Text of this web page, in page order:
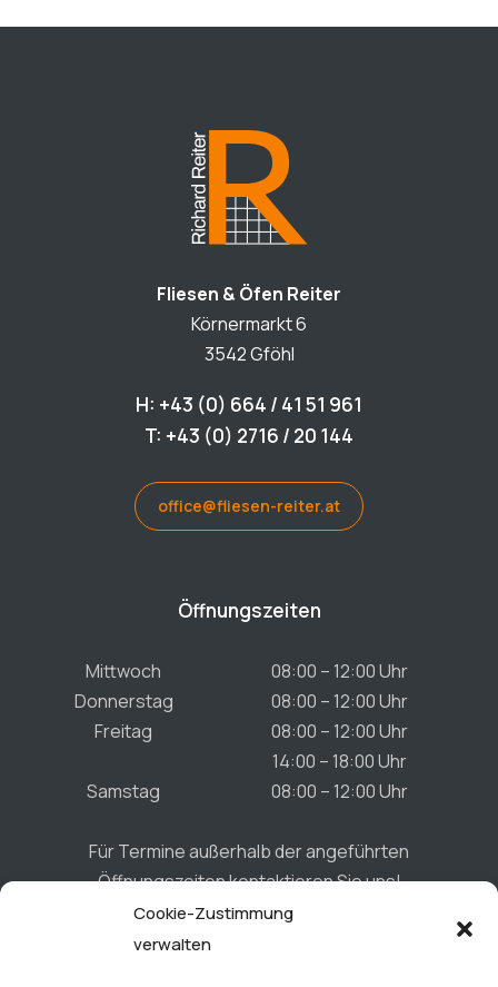
Cookie-Zustimmung
verwalten
Fliesen & Öfen Reiter
Körnermarkt 6
3542 Gföhl
H: +43 (0) 664 / 41 51 961
T: +43 (0) 2716 / 20 144
office@fliesen-reiter.at
Öffnungszeiten
Mittwoch
08:00 – 12:00 Uhr
Donnerstag
08:00 – 12:00 Uhr
Freitag
08:00 – 12:00 Uhr
14:00 – 18:00 Uhr
Samstag
08:00 – 12:00 Uhr
Für Termine außerhalb der angeführten
Öffnungszeiten kontaktieren Sie uns!